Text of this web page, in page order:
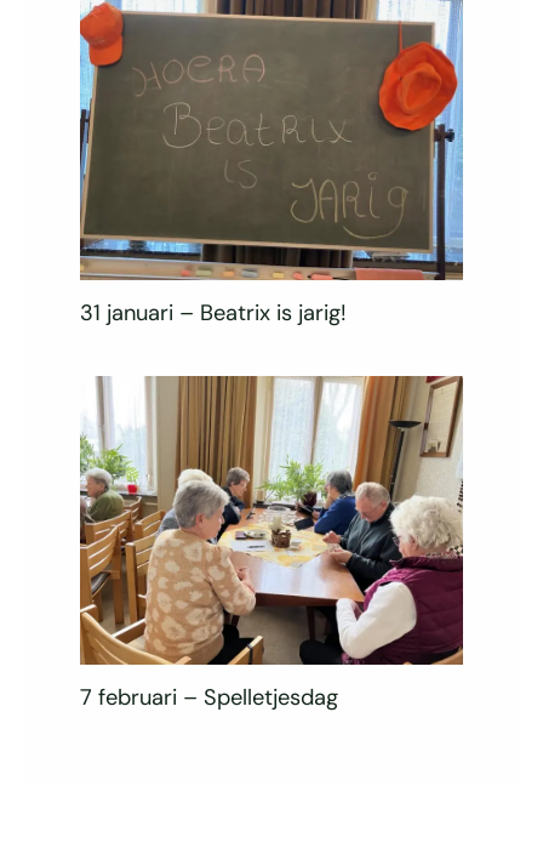
31 januari – Beatrix is jarig!
7 februari – Spelletjesdag